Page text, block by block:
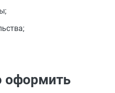
оформить